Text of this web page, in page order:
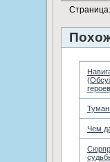
Страница:
Туман
Чем